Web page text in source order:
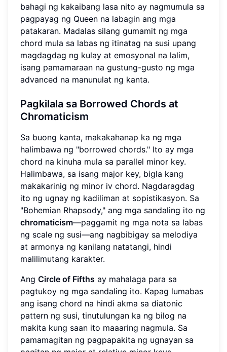
bahagi ng kakaibang lasa nito ay nagmumula sa
pagpayag ng Queen na labagin ang mga
patakaran. Madalas silang gumamit ng mga
chord mula sa labas ng itinatag na susi upang
magdagdag ng kulay at emosyonal na lalim,
isang pamamaraan na gustung-gusto ng mga
advanced na manunulat ng kanta.
Pagkilala sa Borrowed Chords at
Chromaticism
Sa buong kanta, makakahanap ka ng mga
halimbawa ng "borrowed chords." Ito ay mga
chord na kinuha mula sa parallel minor key.
Halimbawa, sa isang major key, bigla kang
makakarinig ng minor iv chord. Nagdaragdag
ito ng ugnay ng kadiliman at sopistikasyon. Sa
"Bohemian Rhapsody," ang mga sandaling ito ng
chromaticism—paggamit ng mga nota sa labas
ng scale ng susi—ang nagbibigay sa melodiya
at armonya ng kanilang natatangi, hindi
malilimutang karakter.
Ang Circle of Fifths ay mahalaga para sa
pagtukoy ng mga sandaling ito. Kapag lumabas
ang isang chord na hindi akma sa diatonic
pattern ng susi, tinutulungan ka ng bilog na
makita kung saan ito maaaring nagmula. Sa
pamamagitan ng pagpapakita ng ugnayan sa